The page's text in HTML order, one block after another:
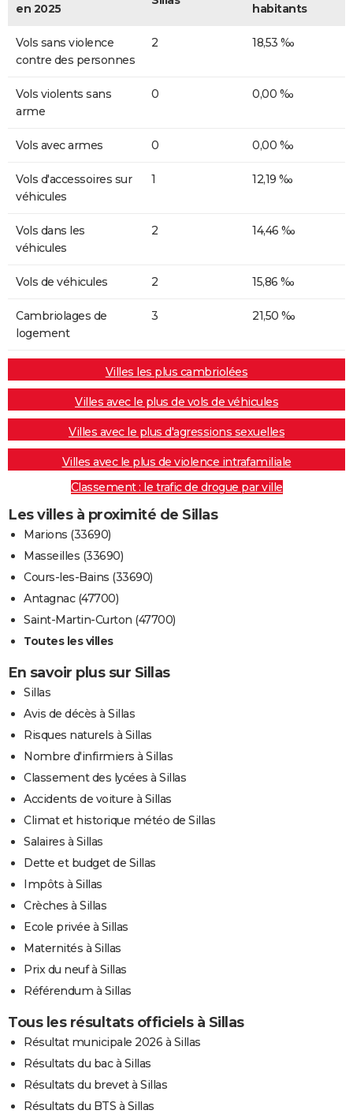
en 2025 habitants
Vols sans violence
contre des personnes
2 18,53 ‰
Vols violents sans
arme
0 0,00 ‰
Vols avec armes 0 0,00 ‰
Vols d'accessoires sur
véhicules
1 12,19 ‰
Vols dans les
véhicules
2 14,46 ‰
Vols de véhicules 2 15,86 ‰
Cambriolages de
logement
3 21,50 ‰
Villes les plus cambriolées
Villes avec le plus de vols de véhicules
Villes avec le plus d'agressions sexuelles
Villes avec le plus de violence intrafamiliale
Classement : le trafic de drogue par ville
Les villes à proximité de Sillas
Marions (33690)
Masseilles (33690)
Cours-les-Bains (33690)
Antagnac (47700)
Saint-Martin-Curton (47700)
Toutes les villes
En savoir plus sur Sillas
Sillas
Avis de décès à Sillas
Risques naturels à Sillas
Nombre d'infirmiers à Sillas
Classement des lycées à Sillas
Accidents de voiture à Sillas
Climat et historique météo de Sillas
Salaires à Sillas
Dette et budget de Sillas
Impôts à Sillas
Crèches à Sillas
Ecole privée à Sillas
Maternités à Sillas
Prix du neuf à Sillas
Référendum à Sillas
Tous les résultats officiels à Sillas
Résultat municipale 2026 à Sillas
Résultats du bac à Sillas
Résultats du brevet à Sillas
Résultats du BTS à Sillas